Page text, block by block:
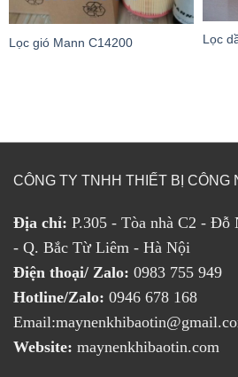
Lọc gió Mann C14200 Lọc
CÔNG TY TNHH THIẾT BỊ CÔNG
Địa chỉ: P.305 - Tòa nhà C2 - Đỗ
- Q. Bắc Từ Liêm - Hà Nội
Điện thoại/ Zalo: 0983 755 949
Hotline/Zalo: 0946 678 168
Website: maynenkhibaotin.com